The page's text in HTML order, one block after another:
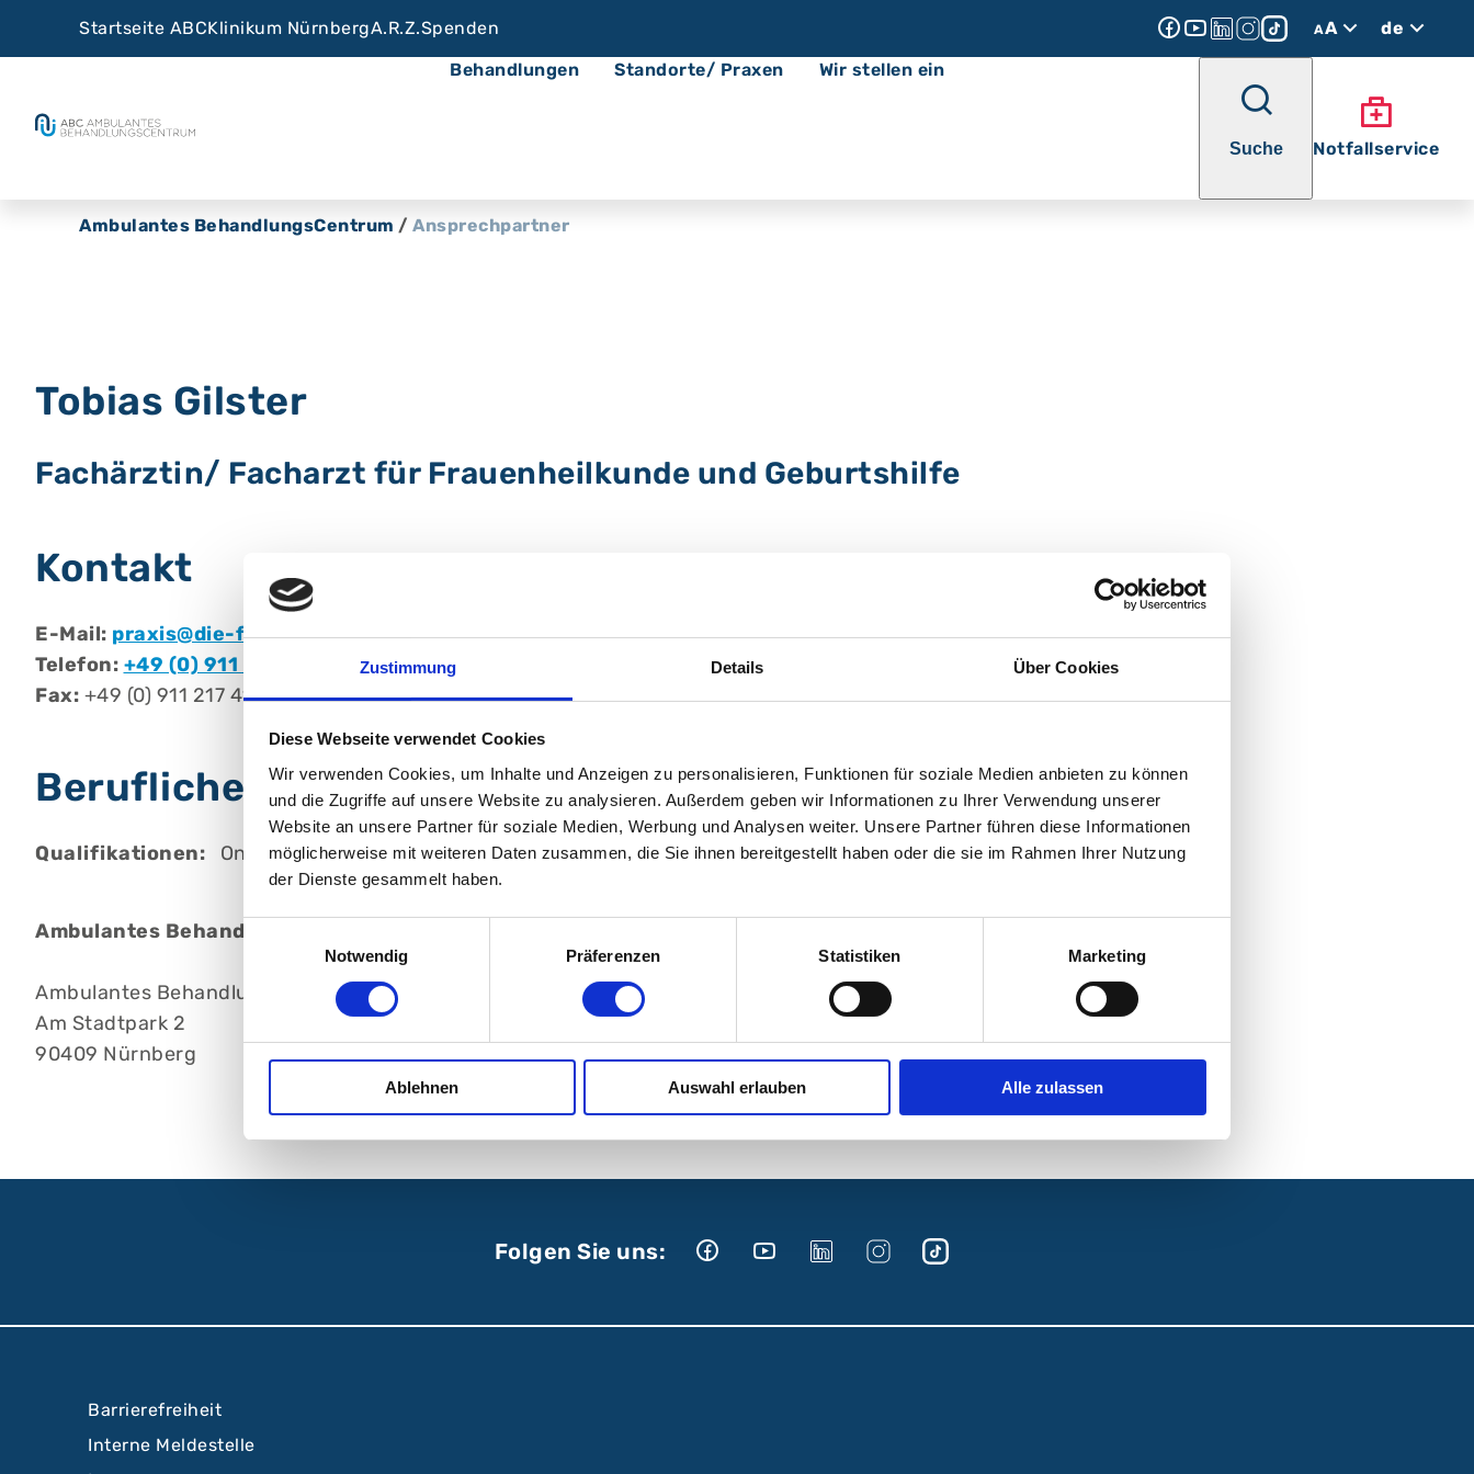
Zustimmung Details Über Cookies
Diese Webseite verwendet Cookies
Wir verwenden Cookies, um Inhalte und Anzeigen zu personalisieren, Funktionen für soziale Medien anbieten zu können
und die Zugriffe auf unsere Website zu analysieren. Außerdem geben wir Informationen zu Ihrer Verwendung unserer
Website an unsere Partner für soziale Medien, Werbung und Analysen weiter. Unsere Partner führen diese Informationen
möglicherweise mit weiteren Daten zusammen, die Sie ihnen bereitgestellt haben oder die sie im Rahmen Ihrer Nutzung
der Dienste gesammelt haben.
Einwilligungsauswahl
Notwendig
Präferenzen Statistiken Marketing
Ablehnen Auswahl erlauben Alle zulassen
Startseite ABCKlinikum NürnbergA.R.Z.Spenden AA
de
Behandlungen
Standorte/ Praxen Wir stellen ein
Suche Notfallservice
Ambulantes BehandlungsCentrum / Ansprechpartner
Tobias Gilster
Fachärztin/ Facharzt für Frauenheilkunde und Geburtshilfe
Kontakt
E-Mail: praxis@die-frauenaerzte.de
Telefon: +49 (0) 911 355 555
Fax: +49 (0) 911 217 410 0
Berufliche Qualifikationen
Qualifikationen: Onkologisch qualifizierter Arzt
Ambulantes BehandlungsCentrum am Stadtpark
Ambulantes BehandlungsCentrum, am Stadtpark
Am Stadtpark 2
90409 Nürnberg
Folgen Sie uns:
Barrierefreiheit
Interne Meldestelle